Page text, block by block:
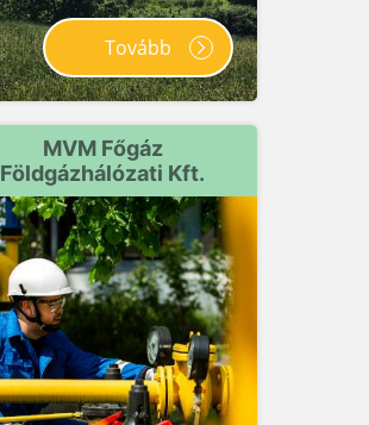
Tovább
MVM Főgáz
Földgázhálózati Kft.